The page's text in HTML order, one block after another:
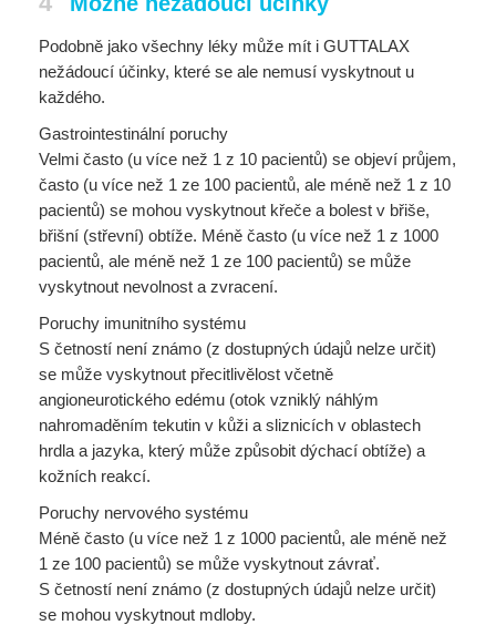
Podobně jako všechny léky může mít i GUTTALAX
nežádoucí účinky, které se ale nemusí vyskytnout u
každého.
Gastrointestinální poruchy
Velmi často (u více než 1 z 10 pacientů) se objeví průjem,
často (u více než 1 ze 100 pacientů, ale méně než 1 z 10
pacientů) se mohou vyskytnout křeče a bolest v břiše,
břišní (střevní) obtíže. Méně často (u více než 1 z 1000
pacientů, ale méně než 1 ze 100 pacientů) se může
vyskytnout nevolnost a zvracení.
Poruchy imunitního systému
S četností není známo (z dostupných údajů nelze určit)
se může vyskytnout přecitlivělost včetně
angioneurotického edému (otok vzniklý náhlým
nahromaděním tekutin v kůži a sliznicích v oblastech
hrdla a jazyka, který může způsobit dýchací obtíže) a
kožních reakcí.
Poruchy nervového systému
Méně často (u více než 1 z 1000 pacientů, ale méně než
1 ze 100 pacientů) se může vyskytnout závrať.
S četností není známo (z dostupných údajů nelze určit)
se mohou vyskytnout mdloby.